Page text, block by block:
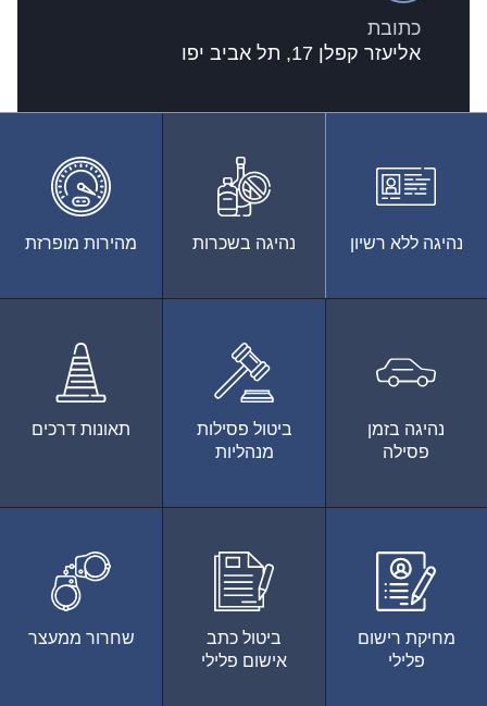
כתובת
אליעזר קפלן 17, תל אביב יפו
נהיגה ללא רשיון נהיגה בשכרות מהירות מופרזת
נהיגה בזמן
פסילה
ביטול פסילות
מנהליות
תאונות דרכים
מחיקת רישום
פלילי
ביטול כתב
אישום פלילי
שחרור ממעצר